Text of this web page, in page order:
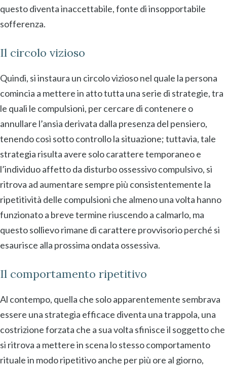
questo diventa inaccettabile, fonte di insopportabile
sofferenza.
Il circolo vizioso
Quindi, si instaura un circolo vizioso nel quale la persona
comincia a mettere in atto tutta una serie di strategie, tra
le quali le compulsioni, per cercare di contenere o
annullare l’ansia derivata dalla presenza del pensiero,
tenendo così sotto controllo la situazione; tuttavia, tale
strategia risulta avere solo carattere temporaneo e
l’individuo affetto da disturbo ossessivo compulsivo, si
ritrova ad aumentare sempre più consistentemente la
ripetitività delle compulsioni che almeno una volta hanno
funzionato a breve termine riuscendo a calmarlo, ma
questo sollievo rimane di carattere provvisorio perché si
esaurisce alla prossima ondata ossessiva.
Il comportamento ripetitivo
Al contempo, quella che solo apparentemente sembrava
essere una strategia efficace diventa una trappola, una
costrizione forzata che a sua volta sfinisce il soggetto che
si ritrova a mettere in scena lo stesso comportamento
rituale in modo ripetitivo anche per più ore al giorno,